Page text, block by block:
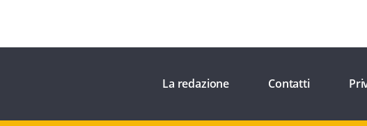
La redazione Contatti